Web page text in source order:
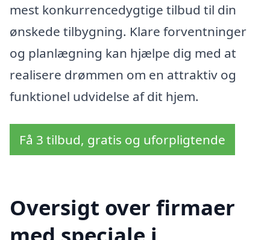
mest konkurrencedygtige tilbud til din
ønskede tilbygning. Klare forventninger
og planlægning kan hjælpe dig med at
realisere drømmen om en attraktiv og
funktionel udvidelse af dit hjem.
Få 3 tilbud, gratis og uforpligtende
Oversigt over firmaer